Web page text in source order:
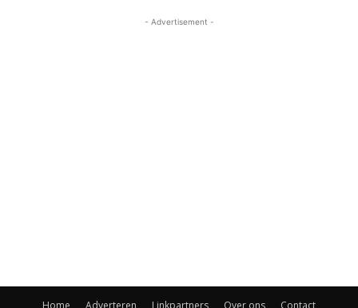
- Advertisement -
Home Adverteren Linkpartners Over ons Contact